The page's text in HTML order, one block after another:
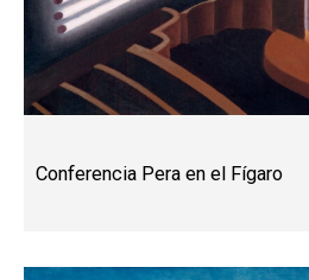
Conferencia Pera en el Fígaro